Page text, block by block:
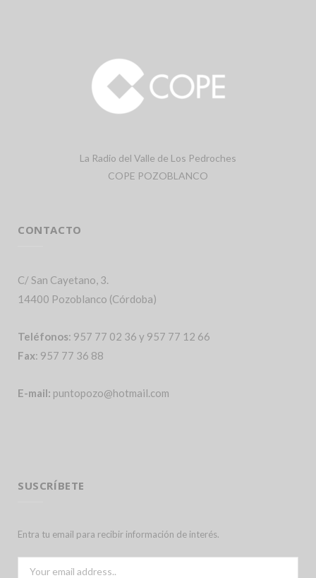
La Radio del Valle de Los Pedroches
COPE POZOBLANCO
CONTACTO
C/ San Cayetano, 3.
14400 Pozoblanco (Córdoba)
Teléfonos: 957 77 02 36 y 957 77 12 66
Fax: 957 77 36 88
E-mail: puntopozo@hotmail.com
SUSCRÍBETE
Entra tu email para recibir información de interés.